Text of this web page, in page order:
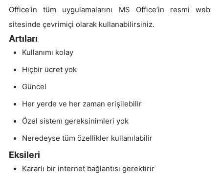
Office’in tüm uygulamalarını MS Office’in resmi web
sitesinde çevrimiçi olarak kullanabilirsiniz.
Artıları
Kullanımı kolay
Hiçbir ücret yok
Güncel
Her yerde ve her zaman erişilebilir
Özel sistem gereksinimleri yok
Neredeyse tüm özellikler kullanılabilir
Eksileri
Kararlı bir internet bağlantısı gerektirir